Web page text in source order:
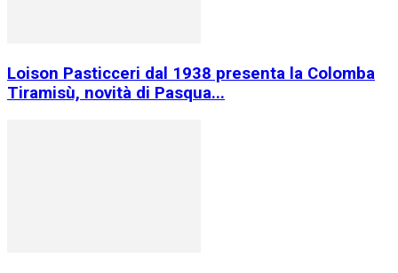
Loison Pasticceri dal 1938 presenta la Colomba
Tiramisù, novità di Pasqua...